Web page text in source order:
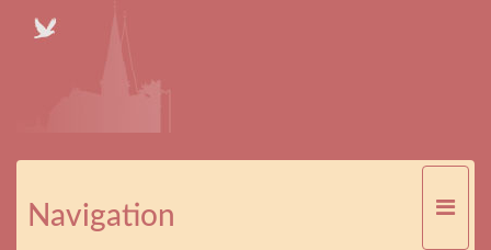
Navigation